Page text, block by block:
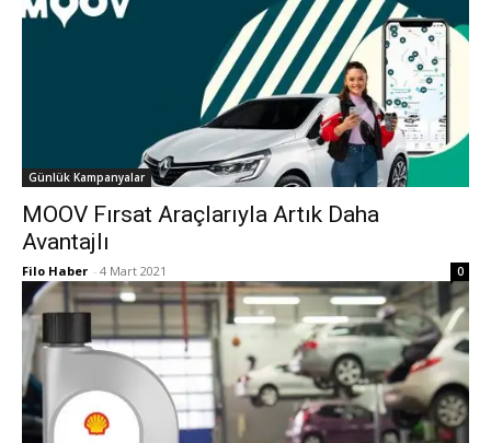
Günlük Kampanyalar
MOOV Fırsat Araçlarıyla Artık Daha
Avantajlı
Filo Haber - 4 Mart 2021 0